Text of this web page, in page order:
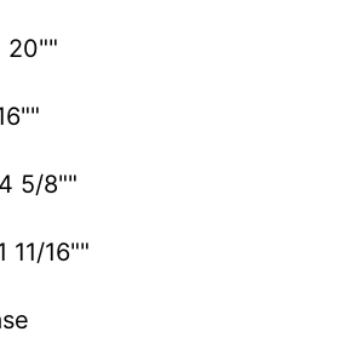
20""
5/8""
11/16""